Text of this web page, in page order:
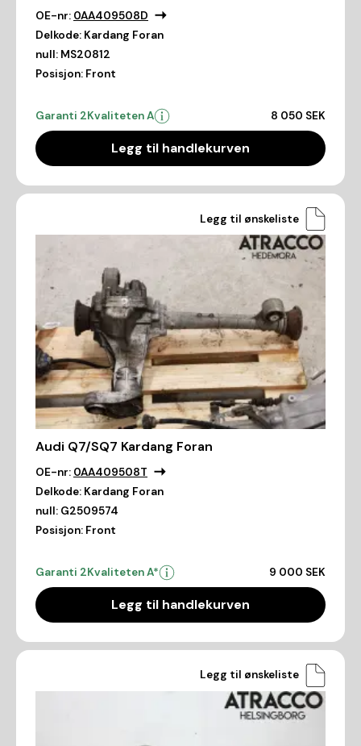
OE-nr: 0AA409508D
Delkode: Kardang Foran
null: MS20812
Posisjon: Front
Garanti 2Kvaliteten A 8 050 SEK
Legg til handlekurven
Legg til ønskeliste
Audi Q7/SQ7 Kardang Foran
OE-nr: 0AA409508T
Delkode: Kardang Foran
null: G2509574
Posisjon: Front
Garanti 2Kvaliteten A* 9 000 SEK
Legg til handlekurven
Legg til ønskeliste